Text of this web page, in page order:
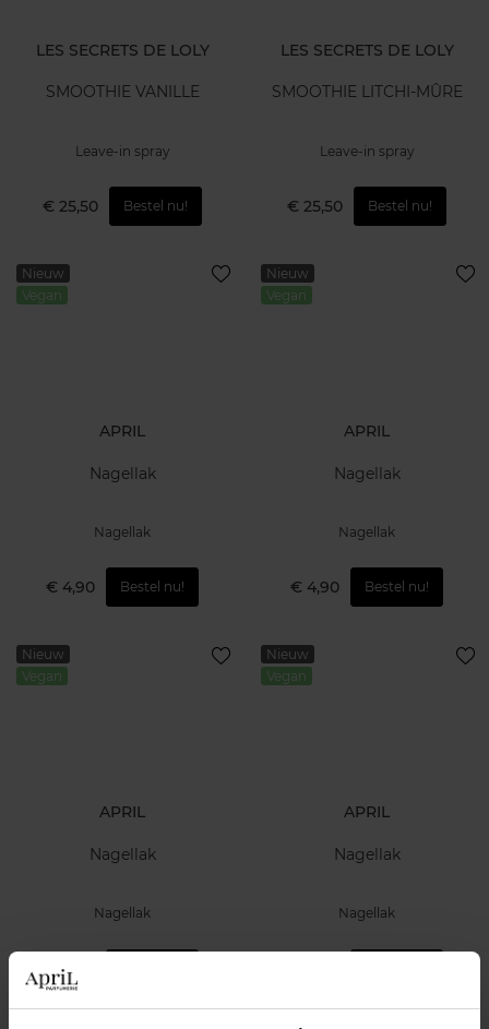
LES SECRETS DE LOLY
SMOOTHIE VANILLE
Leave-in spray
€ 25,50 Bestel nu!
LES SECRETS DE LOLY
SMOOTHIE LITCHI-MÛRE
Leave-in spray
€ 25,50 Bestel nu!
Nieuw
Vegan
APRIL
Nagellak
Nagellak
€ 4,90 Bestel nu!
Nieuw
Vegan
APRIL
Nagellak
Nagellak
€ 4,90 Bestel nu!
Nieuw
Vegan
APRIL
Nagellak
Nagellak
€ 4,90
Nieuw
Vegan
APRIL
Nagellak
Nagellak